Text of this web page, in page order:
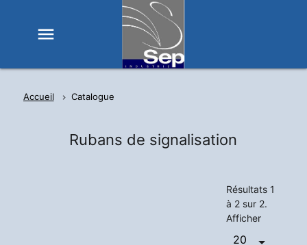
menu
Accueil Catalogue
Rubans de signalisation
Résultats 1
à 2 sur 2.
Afficher